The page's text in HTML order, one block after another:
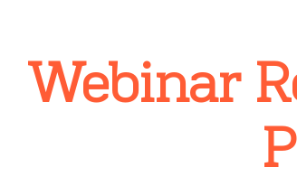
Webinar